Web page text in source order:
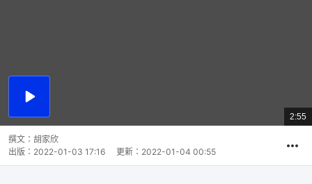
播
總
共
2:55
撰文： 胡家欣
出版： 2022-01-03 17:16 更新： 2022-01-04 00:55